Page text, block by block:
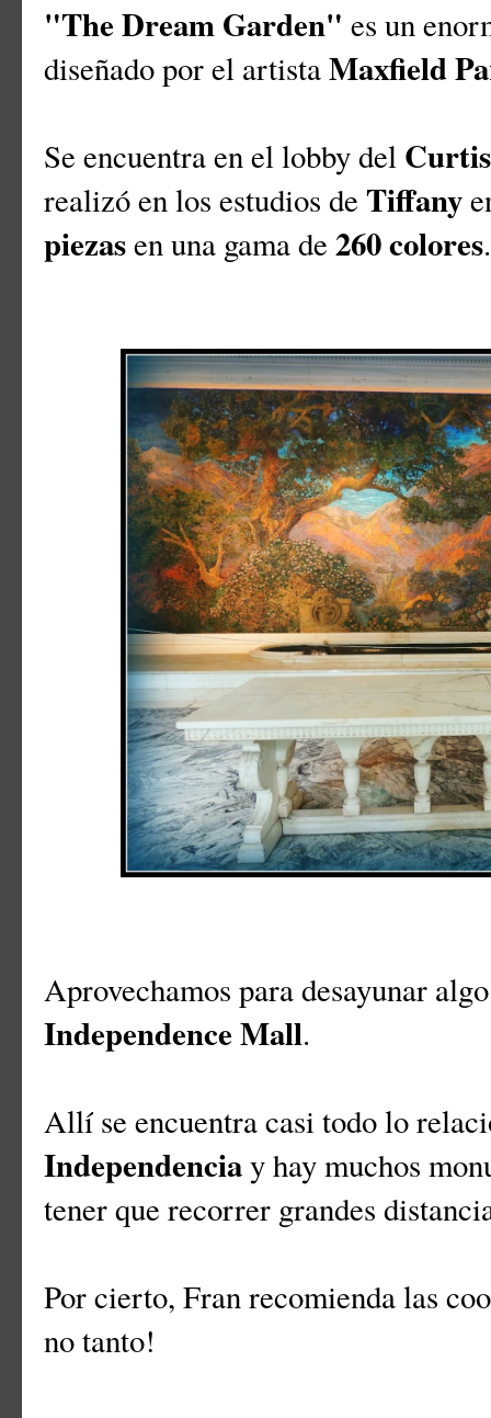
"The Dream Garden" es un
diseñado por el artistaMaxfield
Se encuentra en el lobby del
realizó en los estudios de Tiffany
piezasen una gama de 260 colores.
Aprovechamos para desayunar
Independence Mall.
Allí se encuentra casi todo lo
Independenciay hay muchos
tener que recorrer grandes
Por cierto, Fran recomienda las
no tanto!